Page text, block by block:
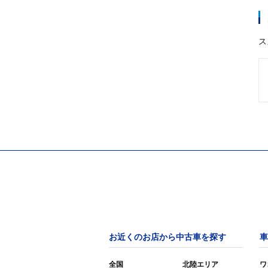
お近くのお店から中古車を探す
全国 北陸エリア